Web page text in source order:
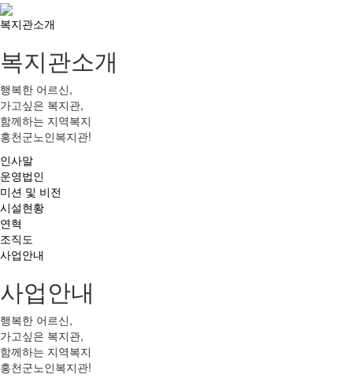
복지관소개
복지관소개
행복한 어르신,
가고싶은 복지관,
함께하는 지역복지
홍천군노인복지관!
인사말
운영법인
미션 및 비전
시설현황
연혁
조직도
사업안내
사업안내
행복한 어르신,
가고싶은 복지관,
함께하는 지역복지
홍천군노인복지관!